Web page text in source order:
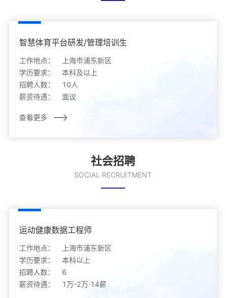
智慧体育平台研发/管理培训生
工作地点：
上海市浦东新区
学历要求：
本科及以上
招聘人数：
10人
薪资待遇：
面议
查看更多
社会招聘
SOCIAL RECRUITMENT
运动健康数据工程师
工作地点：
上海市浦东新区
学历要求：
本科以上
招聘人数：
6
薪资待遇：
1万-2万·14薪